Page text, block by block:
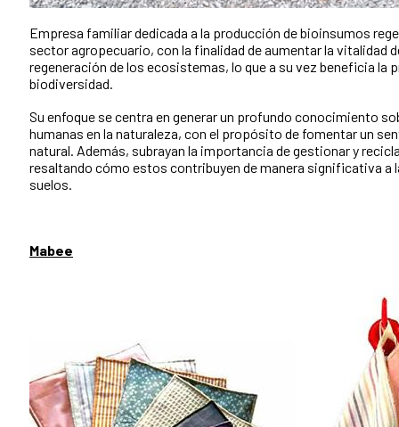
Empresa familiar dedicada a la producción de bioinsumos
sector agropecuario, con la finalidad de aumentar la vitalidad
regeneración de los ecosistemas, lo que a su vez beneficia la
biodiversidad.
Su enfoque se centra en generar un profundo conocimiento
humanas en la naturaleza, con el propósito de fomentar un
natural. Además, subrayan la importancia de gestionar y
resaltando cómo estos contribuyen de manera significativa a
suelos.
Mabee